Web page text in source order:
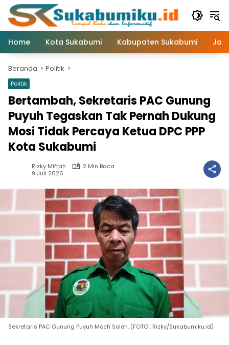
Langsung
konten
Home
Kota Sukabumi Kabupaten Sukabumi
Beranda Politik
Politik
Bertambah, Sekretaris PAC Gunung
Puyuh Tegaskan Tak Pernah Dukung
Mosi Tidak Percaya Ketua DPC PPP
Kota Sukabumi
Rizky Miftah
2 Min Baca
9 Juli 2026
Sekretaris PAC Gunung Puyuh Moch Soleh. (FOTO : Rizky/Sukabumiku.id)